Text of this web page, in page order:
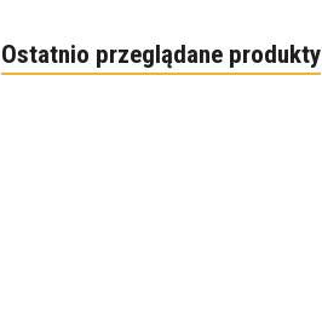
Ostatnio przeglądane produkty